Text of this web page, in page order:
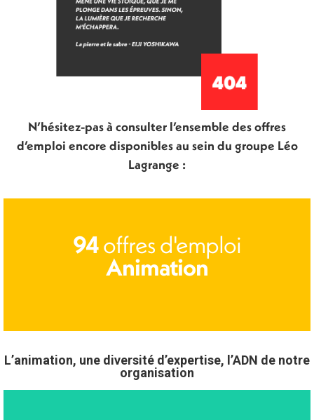
N’hésitez-pas à consulter l’ensemble des offres
d’emploi encore disponibles au sein du groupe Léo
Lagrange :
94offres d'emploi
Animation
L’animation, une diversité d’expertise, l’ADN de notre
organisation